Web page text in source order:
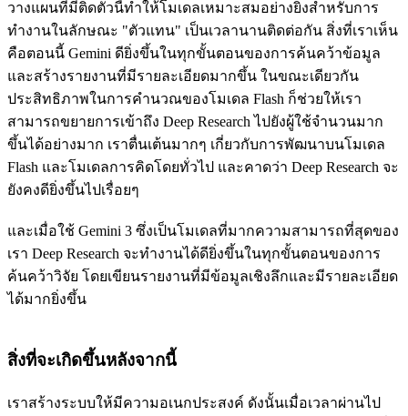
วางแผนที่มีติดตัวนี้ทำให้โมเดลเหมาะสมอย่างยิ่งสำหรับการ
ทำงานในลักษณะ "ตัวแทน" เป็นเวลานานติดต่อกัน สิ่งที่เราเห็น
คือตอนนี้ Gemini ดียิ่งขึ้นในทุกขั้นตอนของการค้นคว้าข้อมูล
และสร้างรายงานที่มีรายละเอียดมากขึ้น ในขณะเดียวกัน
ประสิทธิภาพในการคำนวณของโมเดล Flash ก็ช่วยให้เรา
สามารถขยายการเข้าถึง Deep Research ไปยังผู้ใช้จำนวนมาก
ขึ้นได้อย่างมาก เราตื่นเต้นมากๆ เกี่ยวกับการพัฒนาบนโมเดล
Flash และโมเดลการคิดโดยทั่วไป และคาดว่า Deep Research จะ
ยังคงดียิ่งขึ้นไปเรื่อยๆ
และเมื่อใช้ Gemini 3 ซึ่งเป็นโมเดลที่มากความสามารถที่สุดของ
เรา Deep Research จะทำงานได้ดียิ่งขึ้นในทุกขั้นตอนของการ
ค้นคว้าวิจัย โดยเขียนรายงานที่มีข้อมูลเชิงลึกและมีรายละเอียด
ได้มากยิ่งขึ้น
สิ่งที่จะเกิดขึ้นหลังจากนี้
เราสร้างระบบให้มีความอเนกประสงค์ ดังนั้นเมื่อเวลาผ่านไป